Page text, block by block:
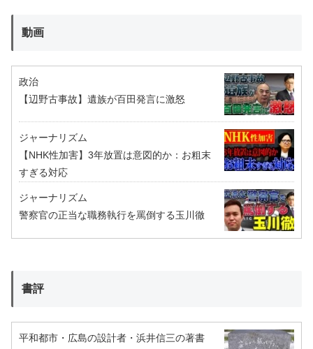
動画
政治
【辺野古事故】遺族が百田発言に激怒
ジャーナリズム
【NHK性加害】3年放置は意図的か：お粗末
すぎる対応
ジャーナリズム
警察官の正当な職務執行を罵倒する玉川徹
書評
平和都市・広島の設計者・浜井信三の著書